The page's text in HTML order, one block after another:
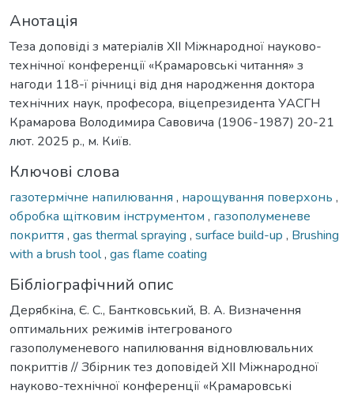
Анотація
Теза доповіді з матеріалів ХІІ Міжнародної науково-
технічної конференції «Крамаровські читання» з
нагоди 118-ї річниці від дня народження доктора
технічних наук, професора, віцепрезидента УАСГН
Крамарова Володимира Савовича (1906-1987) 20-21
лют. 2025 р., м. Київ.
Ключові слова
газотермічне напилювання , нарощування поверхонь ,
обробка щітковим інструментом , газополуменеве
покриття , gas thermal spraying , surface build-up , Brushing
with a brush tool, gas flame coating
Бібліографічний опис
Дерябкіна, Є. С., Бантковський, В. А. Визначення
оптимальних режимів інтегрованого
газополуменевого напилювання відновлювальних
покриттів // Збірник тез доповідей ХІІ Міжнародної
науково-технічної конференції «Крамаровські